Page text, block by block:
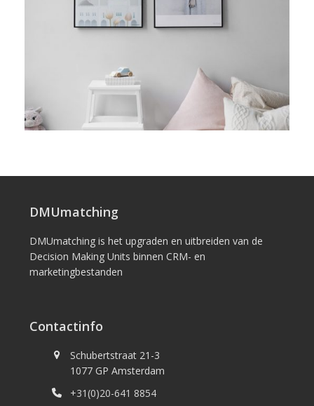
DMUmatching
DMUmatching is het upgraden en uitbreiden van de
Decision Making Units binnen CRM- en
marketingbestanden
Contactinfo
Schubertstraat 21-3
1077 GP Amsterdam
+31(0)20-641 8854